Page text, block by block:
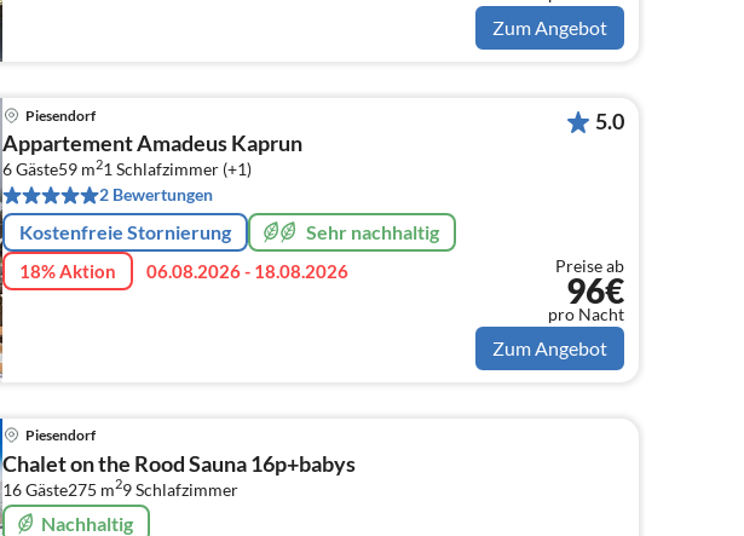
Zum Angebot
Piesendorf
Appartement Amadeus Kaprun
6 Gäste59 m21 Schlafzimmer (+1)
2 Bewertungen
Kostenfreie Stornierung Sehr nachhaltig
18% Aktion 06.08.2026 - 18.08.2026
5.0
Preise ab
96€
pro Nacht
Zum Angebot
Piesendorf
Chalet on the Rood Sauna 16p+babys
16 Gäste275 m29Schlafzimmer
Nachhaltig